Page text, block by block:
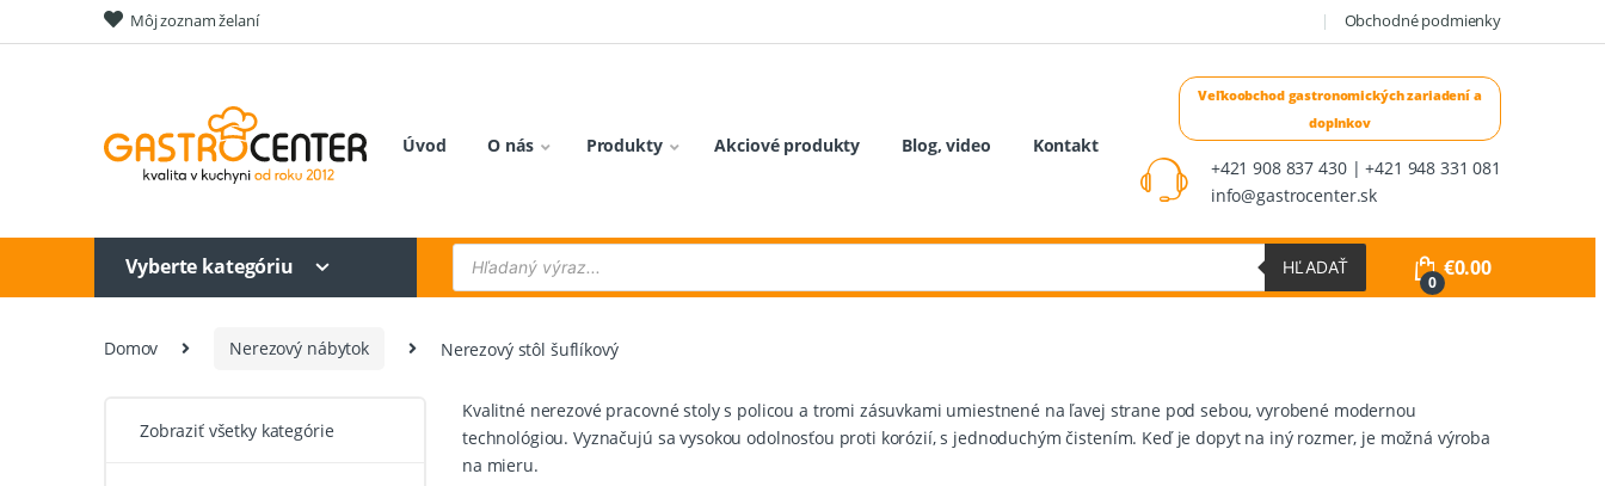
to
to
Môj zoznam želaní Obchodné podmienky
Úvod O nás Produkty Akciové produkty Blog, video
Kontakt
+421 908 837 430 | +421 948 331 081
info@gastrocenter.sk
Vyberte kategóriu
Products
search
HĽADAŤ
0
€0.00
Domov Nerezový nábytok Nerezový stôl šuflíkový
Kvalitné nerezové pracovné stoly s policou a tromi zásuvkami umiestnené na ľavej strane pod sebou, vyrobené modernou
technológiou. Vyznačujú sa vysokou odolnosťou proti korózií, s jednoduchým čistením. Keď je dopyt na iný rozmer, je možná výroba
na mieru.
Zobraziť všetky kategórie